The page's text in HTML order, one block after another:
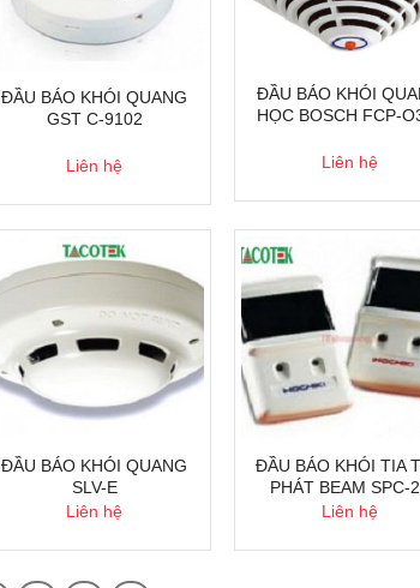
ĐẦU BÁO KHÓI QUANG
GST C-9102
Liên hệ
ĐẦU BÁO KHÓI
HỌC BOSCH
Liên hệ
ĐẦU BÁO KHÓI QUANG
SLV-E
Liên hệ
ĐẦU BÁO KHÓI TIA
PHÁT BEAM SPC-
Liên hệ